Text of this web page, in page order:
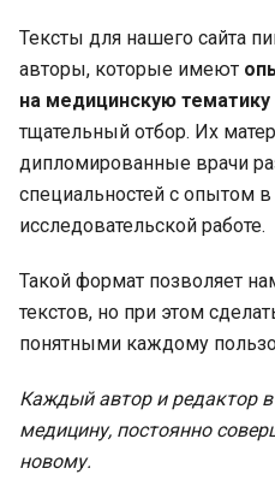
Тексты для нашего сайта
авторы, которые имеют
на медицинскую тематику
тщательный отбор. Их
дипломированные врачи
специальностей с опытом
исследовательской работе.
Такой формат позволяет
текстов, но при этом
понятными каждому
Каждый автор и редактор
медицину, постоянно
новому.